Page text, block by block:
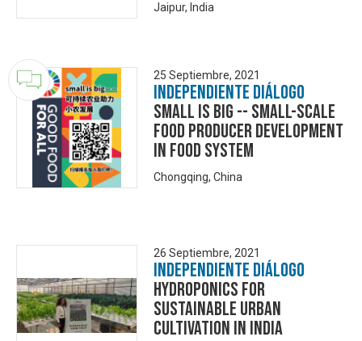
Jaipur, India
25 Septiembre, 2021
Independiente Diálogo
Small is Big -- Small-scale
Food Producer Development
in Food System
Chongqing, China
26 Septiembre, 2021
Independiente Diálogo
Hydroponics for
Sustainable Urban
Cultivation in India